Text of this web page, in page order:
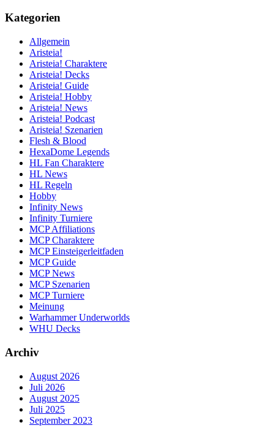
Kategorien
Allgemein
Aristeia!
Aristeia! Charaktere
Aristeia! Decks
Aristeia! Guide
Aristeia! Hobby
Aristeia! News
Aristeia! Podcast
Aristeia! Szenarien
Flesh & Blood
HexaDome Legends
HL Fan Charaktere
HL News
HL Regeln
Hobby
Infinity News
Infinity Turniere
MCP Affiliations
MCP Charaktere
MCP Einsteigerleitfaden
MCP Guide
MCP News
MCP Szenarien
MCP Turniere
Meinung
Warhammer Underworlds
WHU Decks
Archiv
August 2026
Juli 2026
August 2025
Juli 2025
September 2023